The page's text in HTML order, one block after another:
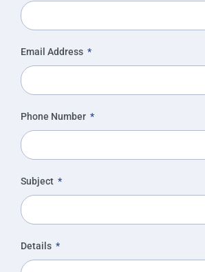
Email Address
Phone Number
Subject
Details